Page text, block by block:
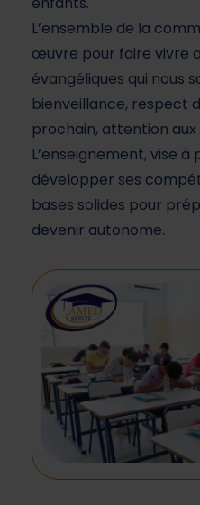
L’ensemble de la
œuvre pour faire vivre
évangéliques qui nous
bienveillance, respect
prochain, attention aux
L’enseignement, vise
développer ses
bases solides pour
devenir autonome.